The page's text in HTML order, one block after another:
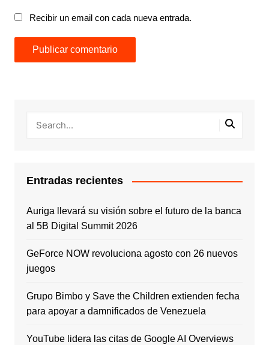
Recibir un email con cada nueva entrada.
Entradas recientes
Auriga llevará su visión sobre el futuro de la banca
al 5B Digital Summit 2026
GeForce NOW revoluciona agosto con 26 nuevos
juegos
Grupo Bimbo y Save the Children extienden fecha
para apoyar a damnificados de Venezuela
YouTube lidera las citas de Google AI Overviews